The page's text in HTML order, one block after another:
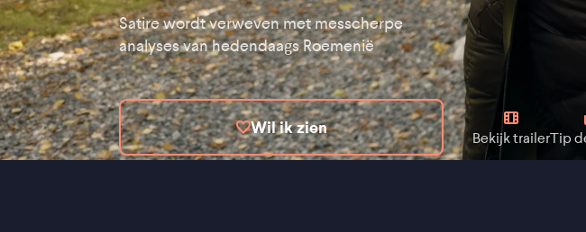
Satire wordt verweven met messcherpe
analyses van hedendaags Roemenië
Wil ik zien
Bekijk trailerTip